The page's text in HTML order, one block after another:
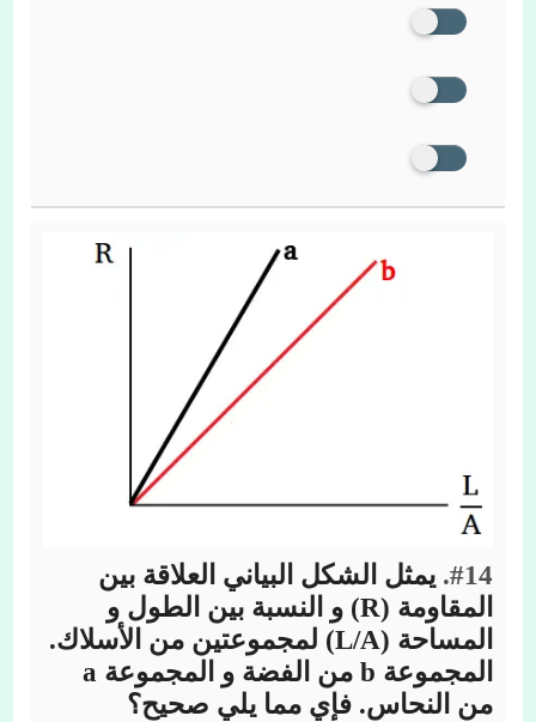
#14. يمثل الشكل البياني العلاقة بين
المقاومة (R) و النسبة بين الطول و
المساحة (L/A) لمجموعتين من الأسلاك.
المجموعة b من الفضة و المجموعة a
من النحاس. فإي مما يلي صحيح؟